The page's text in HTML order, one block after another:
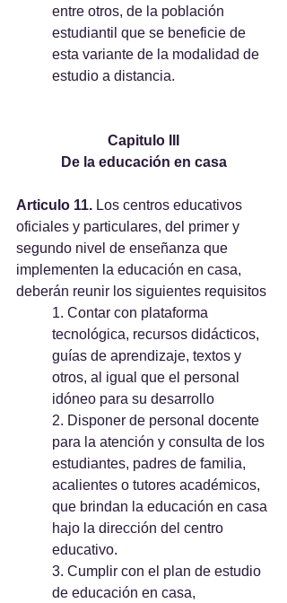
entre otros, de la población
estudiantil que se beneficie de
esta variante de la modalidad de
estudio a distancia.
Capitulo III
De la educación en casa
Articulo 11. Los centros educativos
oficiales y particulares, del primer y
segundo nivel de enseñanza que
implementen la educación en casa,
deberán reunir los siguientes requisitos
1. Contar con plataforma
tecnológica, recursos didácticos,
guías de aprendizaje, textos y
otros, al igual que el personal
idóneo para su desarrollo
2. Disponer de personal docente
para la atención y consulta de los
estudiantes, padres de familia,
acalientes o tutores académicos,
que brindan la educación en casa
hajo la dirección del centro
educativo.
3. Cumplir con el plan de estudio
de educación en casa,